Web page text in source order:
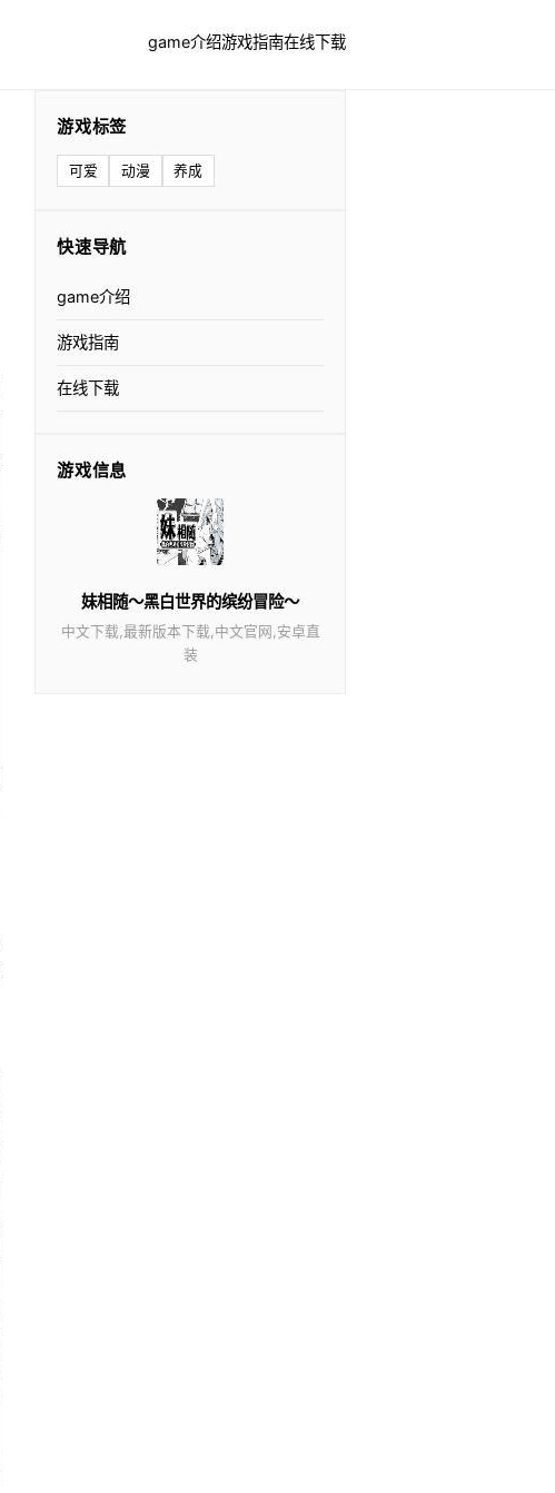
game介绍游戏指南在线下载
游戏标签
可爱 动漫 养成
快速导航
game介绍
游戏指南
在线下载
游戏信息
妹相随～黑白世界的缤纷冒险～
中文下载,最新版本下载,中文官网,安卓直
装